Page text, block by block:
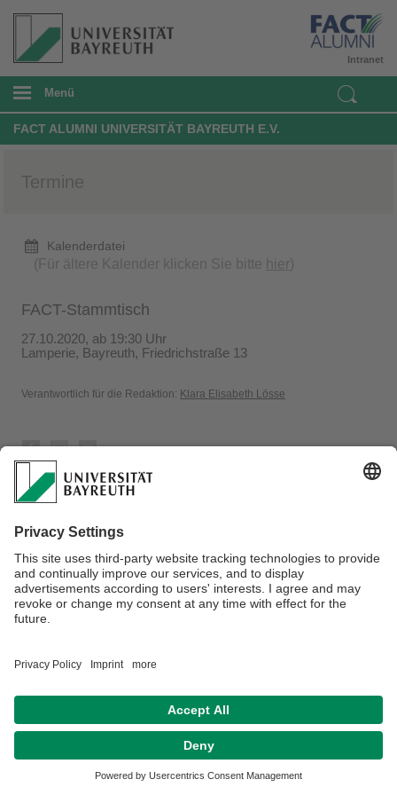
Intranet
Menü
FACT ALUMNI UNIVERSITÄT BAYREUTH E.V.
Termine
Kalenderdatei
(Für ältere Kalender klicken Sie bitte hier)
FACT-Stammtisch
27.10.2020, ab 19:30 Uhr
Lamperie, Bayreuth, Friedrichstraße 13
Verantwortlich für die Redaktion: Klara Elisabeth Lösse
Datenschutz / Disclaimer